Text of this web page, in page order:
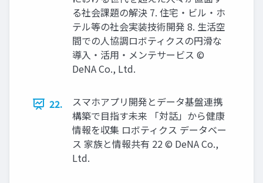
る社会課題の解決 7. 住宅・ビル・ホ
テル等の社会実装技術開発 8. 生活空
間での人協調ロボティクスの円滑な
導入・活用・メンテサービス ©
DeNA Co., Ltd.
22.
スマホアプリ開発とデータ基盤連携
構築で⽬指す未来 「対話」から健康
情報を収集 ロボティクス データベー
ス 家族と情報共有 22 © DeNA Co.,
Ltd.